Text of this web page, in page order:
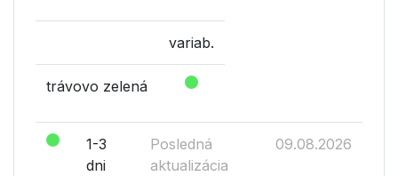
variab.
trávovo zelená
1-3
dni
Posledná
aktualizácia
09.08.2026